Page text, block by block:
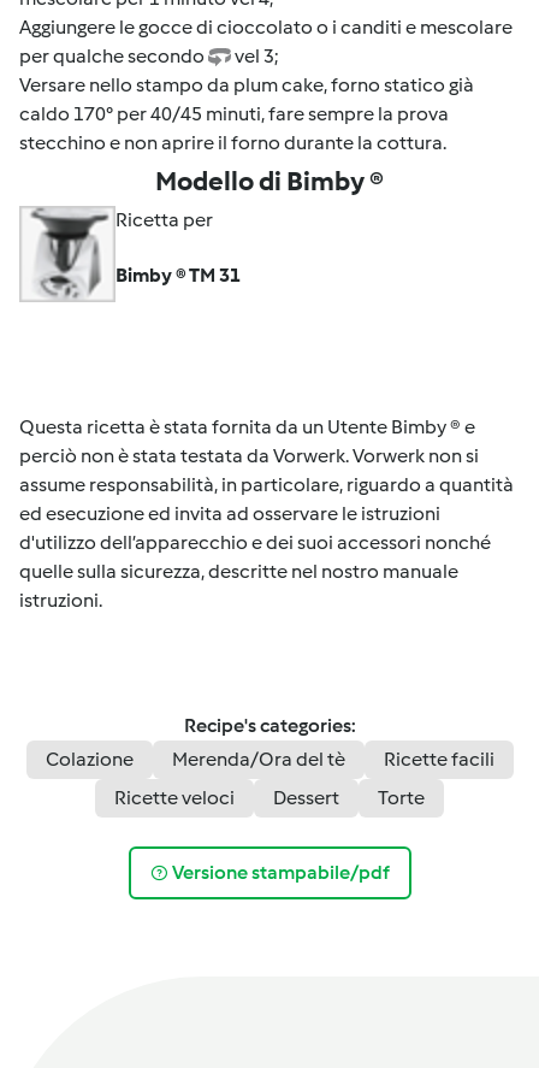
Aggiungere le gocce di cioccolato o i canditi e mescolare
per qualche secondo
vel 3;
Versare nello stampo da plum cake, forno statico già
caldo 170° per 40/45 minuti, fare sempre la prova
stecchino e non aprire il forno durante la cottura.
Modello di Bimby ®
Ricetta per
Bimby ® TM 31
Questa ricetta è stata fornita da un Utente Bimby ® e
perciò non è stata testata da Vorwerk. Vorwerk non si
assume responsabilità, in particolare, riguardo a quantità
ed esecuzione ed invita ad osservare le istruzioni
d'utilizzo dell’apparecchio e dei suoi accessori nonché
quelle sulla sicurezza, descritte nel nostro manuale
istruzioni.
Recipe's categories:
Colazione
Merenda/Ora del tè
Ricette facili
Ricette veloci
Dessert Torte
Versione stampabile/pdf